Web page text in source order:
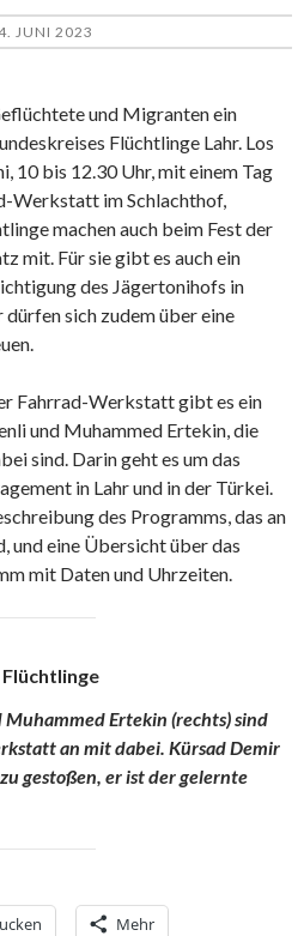
JUNI 2023
und Migranten ein
Flüchtlinge Lahr. Los
10 bis 12.30 Uhr, mit einem Tag
Werkstatt im Schlachthof,
machen auch beim Fest der
mit. Für sie gibt es auch ein
des Jägertonihofs in
sich zudem über eine
Fahrrad-Werkstatt gibt es ein
und Muhammed Ertekin, die
sind. Darin geht es um das
in Lahr und in der Türkei.
des Programms, das an
und eine Übersicht über das
mit Daten und Uhrzeiten.
Ertekin (rechts) sind
an mit dabei. Kürsad Demir
gestoßen, er ist der gelernte
der offenen Tür der Fahrrad-
Mehr